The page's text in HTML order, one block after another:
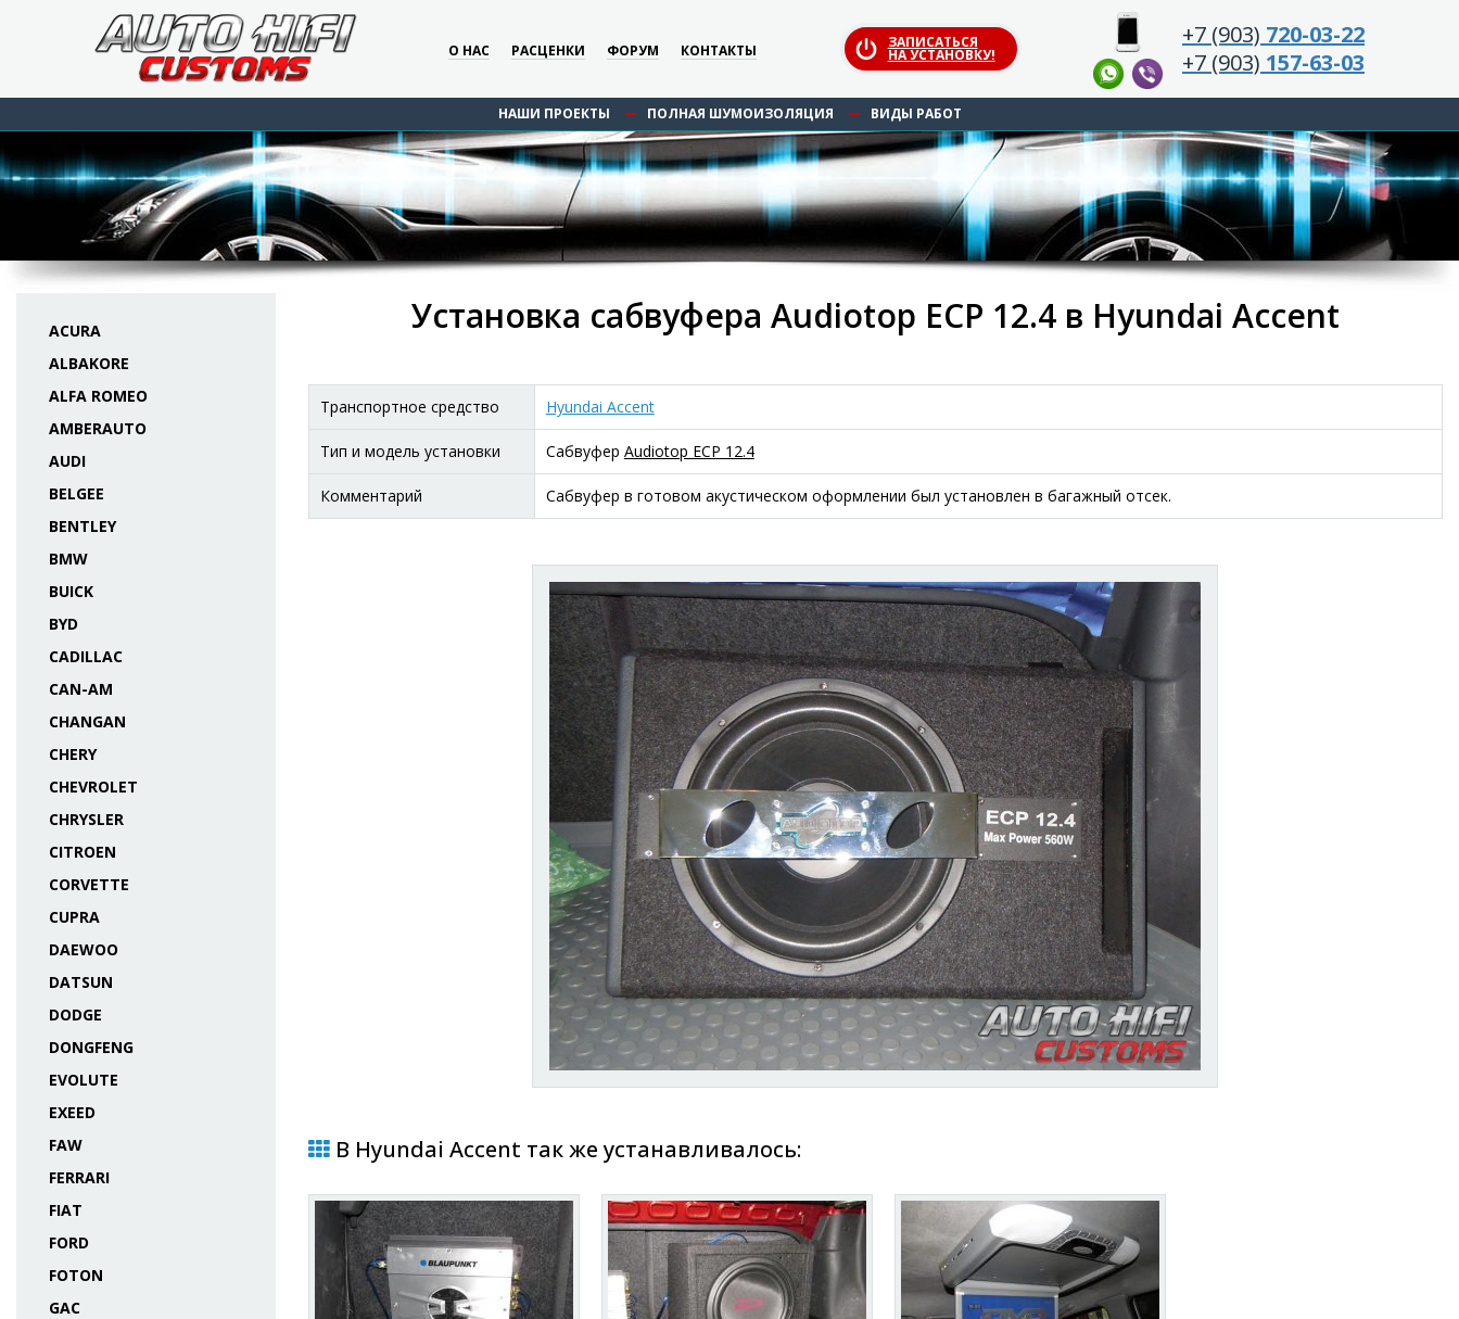
О НАС РАСЦЕНКИ ФОРУМ КОНТАКТЫ ЗАПИСАТЬСЯ
НА УСТАНОВКУ!
+7 (903) 720-03-22
+7 (903) 157-63-03
НАШИ ПРОЕКТЫ ПОЛНАЯ ШУМОИЗОЛЯЦИЯ ВИДЫ РАБОТ
ACURA
ALBAKORE
ALFA ROMEO
AMBERAUTO
AUDI
BELGEE
BENTLEY
BMW
BUICK
BYD
CADILLAC
CAN-AM
CHANGAN
CHERY
CHEVROLET
CHRYSLER
CITROEN
CORVETTE
CUPRA
DAEWOO
DATSUN
DODGE
DONGFENG
EVOLUTE
EXEED
FAW
FERRARI
FIAT
FORD
FOTON
GAC
Установка сабвуфера Audiotop ECP 12.4 в Hyundai Accent
Транспортное средство Hyundai Accent
Тип и модель установки Сабвуфер Audiotop ECP 12.4
Комментарий Сабвуфер в готовом акустическом оформлении был установлен в багажный отсек.
В Hyundai Accent так же устанавливалось: